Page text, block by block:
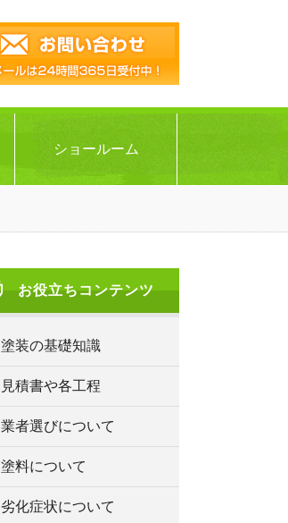
ショールーム
お役立ちコンテンツ
塗装の基礎知識
見積書や各工程
業者選びについて
塗料について
劣化症状について